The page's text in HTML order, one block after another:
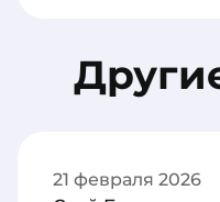
21 февраля 2026